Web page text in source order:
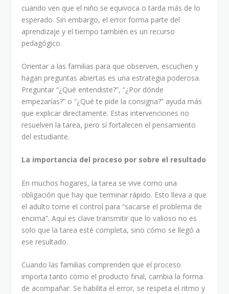
cuando ven que el niño se equivoca o tarda más de lo
esperado. Sin embargo, el error forma parte del
aprendizaje y el tiempo también es un recurso
pedagógico.
Orientar a las familias para que observen, escuchen y
hagan preguntas abiertas es una estrategia poderosa.
Preguntar “¿Qué entendiste?”, “¿Por dónde
empezarías?” o “¿Qué te pide la consigna?” ayuda más
que explicar directamente. Estas intervenciones no
resuelven la tarea, pero sí fortalecen el pensamiento
del estudiante.
La importancia del proceso por sobre el resultado
En muchos hogares, la tarea se vive como una
obligación que hay que terminar rápido. Esto lleva a que
el adulto tome el control para “sacarse el problema de
encima”. Aquí es clave transmitir que lo valioso no es
solo que la tarea esté completa, sino cómo se llegó a
ese resultado.
Cuando las familias comprenden que el proceso
importa tanto como el producto final, cambia la forma
de acompañar. Se habilita el error, se respeta el ritmo y